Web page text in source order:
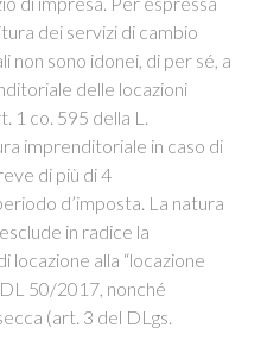
dei servizi di cambio
non sono idonei, di per sé, a
delle locazioni
1 co. 595 della L.
imprenditoriale in caso di
di più di 4
d’imposta. La natura
in radice la
alla “locazione
50/2017, nonché
(art. 3 del DLgs.